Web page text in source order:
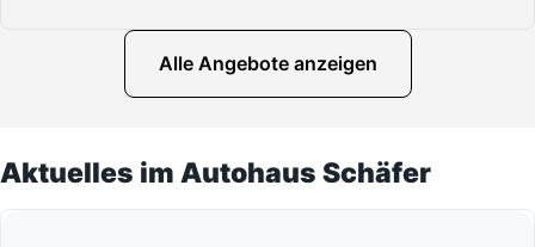
Alle Angebote anzeigen
Aktuelles im Autohaus Schäfer